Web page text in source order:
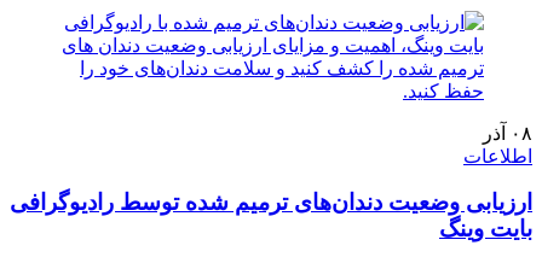
۰۸
آذر
اطلاعات
ارزیابی وضعیت دندان‌های ترمیم شده توسط رادیوگرافی
بایت وینگ